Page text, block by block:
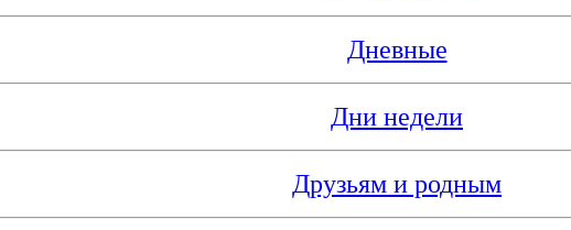
Дневные
Дни недели
Друзьям и родным